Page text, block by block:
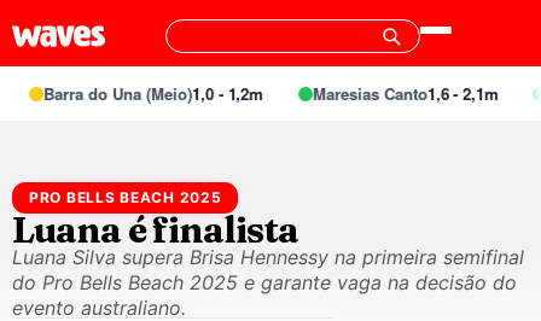
Barra do Una (Meio)1,0 - 1,2m Maresias Canto1,6 - 2,1m
PRO BELLS BEACH 2025
Luana é finalista
Luana Silva supera Brisa Hennessy na primeira semifinal
do Pro Bells Beach 2025 e garante vaga na decisão do
evento australiano.